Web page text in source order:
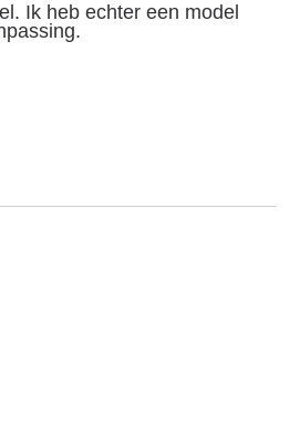
Ik heb echter een model